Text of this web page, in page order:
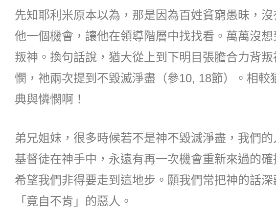
先知耶利米原本以為，那是因為百姓貧窮愚昧，
他一個機會，讓他在領導階層中找找看。萬萬沒
叛神。換句話說，猶大從上到下明目張膽合力背
憫，祂兩次提到不毀滅淨盡（參10, 18節）。相
典與憐憫啊！
弟兄姐妹，很多時候若不是神不毀滅淨盡，我們
基督徒在神手中，永遠有再一次機會重新來過的
希望我們非得要走到這地步。願我們常把神的話
「竟自不肯」的惡人。